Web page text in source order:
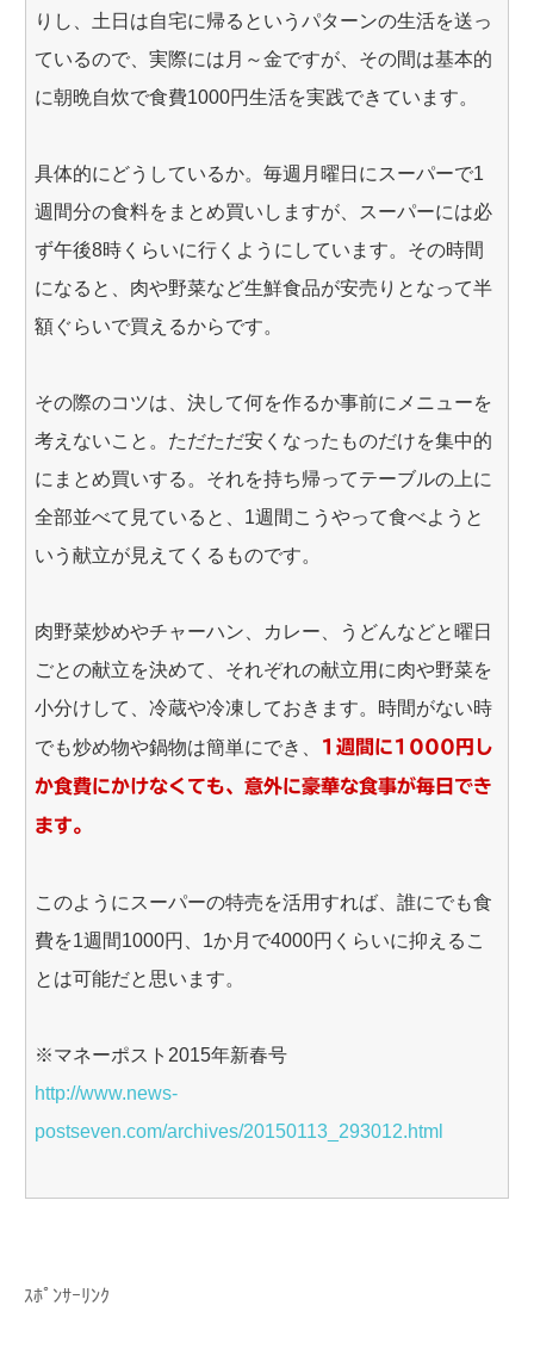
りし、土日は自宅に帰るというパターンの生活を送っ
ているので、実際には月～金ですが、その間は基本的
に朝晩自炊で食費1000円生活を実践できています。
具体的にどうしているか。毎週月曜日にスーパーで1
週間分の食料をまとめ買いしますが、スーパーには必
ず午後8時くらいに行くようにしています。その時間
になると、肉や野菜など生鮮食品が安売りとなって半
額ぐらいで買えるからです。
その際のコツは、決して何を作るか事前にメニューを
考えないこと。ただただ安くなったものだけを集中的
にまとめ買いする。それを持ち帰ってテーブルの上に
全部並べて見ていると、1週間こうやって食べようと
いう献立が見えてくるものです。
肉野菜炒めやチャーハン、カレー、うどんなどと曜日
ごとの献立を決めて、それぞれの献立用に肉や野菜を
小分けして、冷蔵や冷凍しておきます。時間がない時
でも炒め物や鍋物は簡単にでき、
1週間に1000円し
か食費にかけなくても、意外に豪華な食事が毎日でき
ます。
このようにスーパーの特売を活用すれば、誰にでも食
費を1週間1000円、1か月で4000円くらいに抑えるこ
とは可能だと思います。
※マネーポスト2015年新春号
http://www.news-
postseven.com/archives/20150113_293012.html
ｽﾎﾟﾝｻｰﾘﾝｸ